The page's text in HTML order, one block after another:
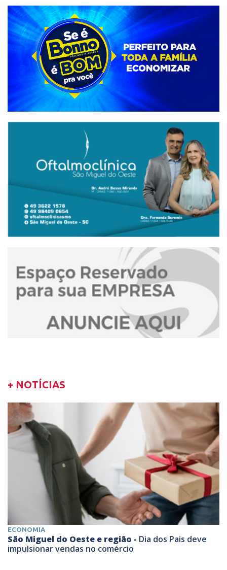
+ NOTÍCIAS
ECONOMIA
São Miguel do Oeste e região - Dia dos Pais deve
impulsionar vendas no comércio